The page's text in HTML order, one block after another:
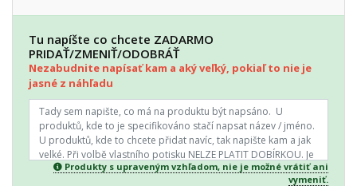
Tu napíšte co chcete ZADARMO
PRIDAŤ/ZMENIŤ/ODOBRÁŤ
Nezabudnite napísať kam a aký veľký, pokiaľ to nie je
jasné z náhľadu
Produkty s upraveným vzhľadom, nie je možné vrátiť ani
vymeniť.